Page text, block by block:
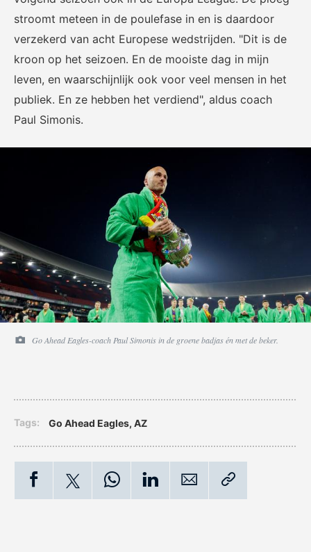
stroomt meteen in de poulefase in en is daardoor
verzekerd van acht Europese wedstrijden. "Dit is de
kroon op het seizoen. En de mooiste dag in mijn
leven, en waarschijnlijk ook voor veel mensen in het
publiek. En ze hebben het verdiend", aldus coach
Paul Simonis.
Go Ahead Eagles-coach Paul Simonis in de groene badjas én met de beker.
Tags: Go Ahead Eagles, AZ